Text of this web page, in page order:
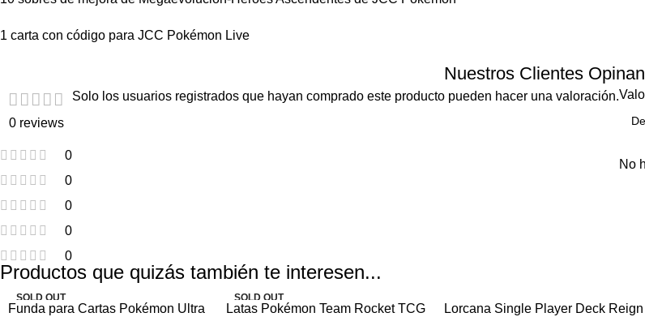
1 carta con código para JCC Pokémon Live
Nuestros Clientes Opinan
0 reviews
0
0
0
0
0
No
Solo los usuarios registrados que hayan comprado este producto pueden hacer una valoración.
Productos que quizás también te interesen...
SOLD OUT
Funda para Cartas Pokémon Ultra
SOLD OUT
Latas Pokémon Team Rocket TCG
Lorcana Single Player Deck Reign